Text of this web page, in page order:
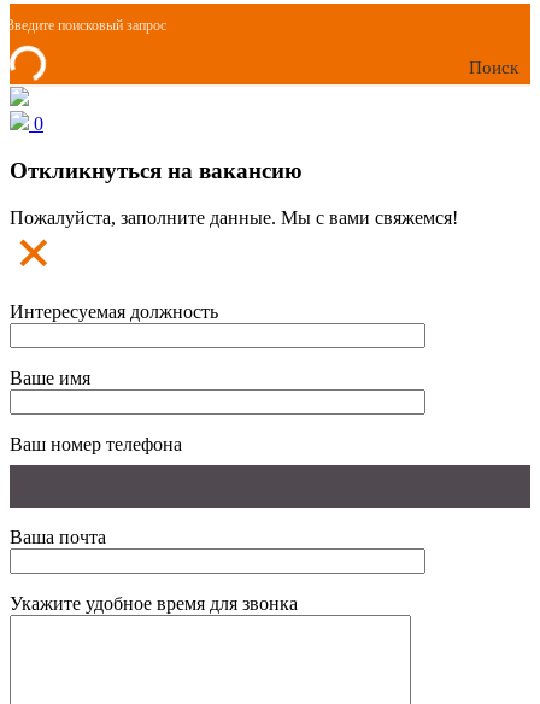
Поиск
0
Откликнуться на вакансию
Пожалуйста, заполните данные. Мы с вами свяжемся!
Интересуемая должность
Ваше имя
Ваш номер телефона
Ваша почта
Укажите удобное время для звонка